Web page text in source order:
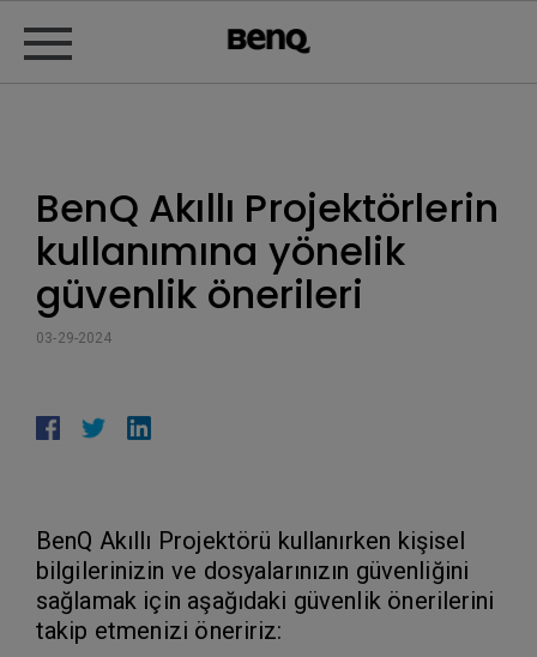
BenQ Akıllı Projektörlerin
kullanımına yönelik
güvenlik önerileri
03-29-2024
BenQ Akıllı Projektörü kullanırken kişisel
bilgilerinizin ve dosyalarınızın güvenliğini
sağlamak için aşağıdaki güvenlik önerilerini
takip etmenizi öneririz: